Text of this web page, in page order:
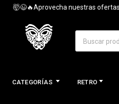
🤯😉🔥Aprovecha nuestras ofertas
CATEGORÍAS RETRO